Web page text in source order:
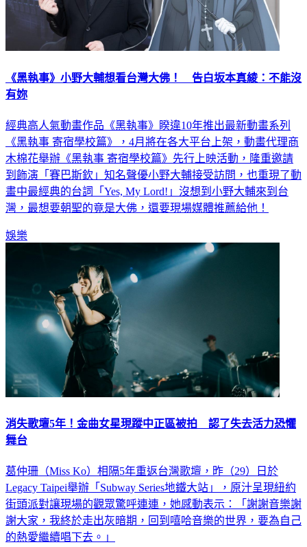
《黑執事》小野大輔想看台灣大佛！ 告白坂本真綾：不能沒
有妳
經典高人氣動畫作品《黑執事》睽違10年推出最新動畫系列
《黑執事 寄宿學校篇》，4月將在各大平台上架，動畫代理商
木棉花舉辦《黑執事 寄宿學校篇》先行上映活動，隆重邀請
到飾演「賽巴斯欽」知名聲優小野大輔接受訪問，也重現了動
畫中最經典的台詞「Yes, My Lord!」沒想到小野大輔來到台
灣，最想要朝聖的竟是大佛，還要現場媒體推薦給他！
娛樂
消失歌壇5年！金曲女星現蹤中正區被拍 認了失去活力恐懼
舞台
葛仲珊（Miss Ko）相隔5年重返台灣歌壇，昨（29）日於
Legacy Taipei舉辦「Subway Series地鐵大站」，原汁呈現紐約
街頭派對讓現場的觀眾驚呼連連，她感動表示：「謝謝音樂謝
謝大家，我終於走出灰暗期，回到嘻哈音樂的世界，要為自己
的熱愛繼續唱下去。」